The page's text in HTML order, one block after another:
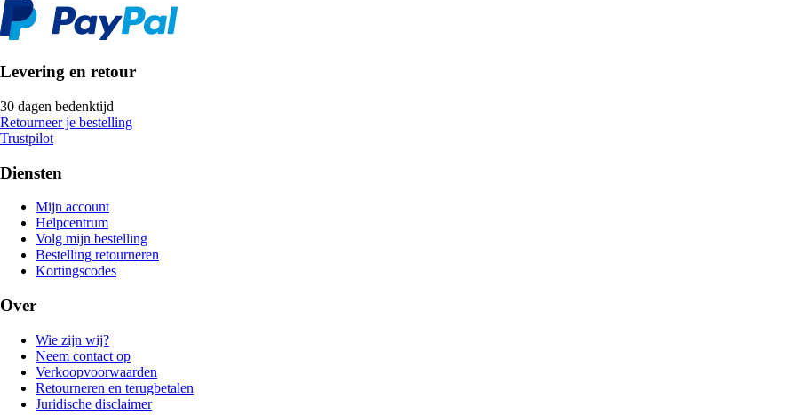
Levering en retour
30 dagen bedenktijd
Retourneer je bestelling
Trustpilot
Diensten
Mijn account
Helpcentrum
Volg mijn bestelling
Bestelling retourneren
Kortingscodes
Over
Wie zijn wij?
Neem contact op
Verkoopvoorwaarden
Retourneren en terugbetalen
Juridische disclaimer